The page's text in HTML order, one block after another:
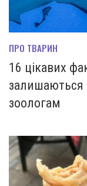
ПРО ТВАРИН
16 цікавих
залишаються
зоологам